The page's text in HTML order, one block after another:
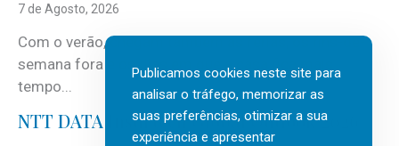
7 de Agosto, 2026
Com o verão, chegam também as férias, os fins-de-
semana fora e os dias em que a casa fica mais
tempo...
NTT DATA Insurtech Global Outlook 2026
Publicamos cookies neste site para
analisar o tráfego, memorizar as
suas preferências, otimizar a sua
experiência e apresentar